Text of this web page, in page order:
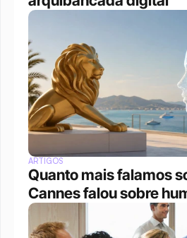
ARTIGOS
Quanto mais falamos
Cannes falou sobre